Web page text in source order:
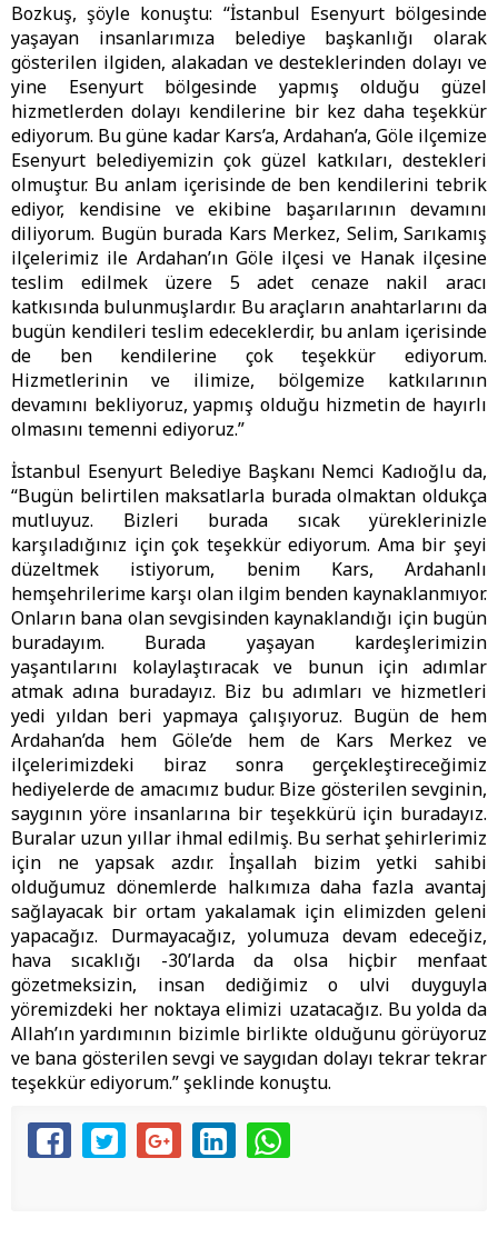
Bozkuş, şöyle konuştu: “İstanbul Esenyurt bölgesinde
yaşayan insanlarımıza belediye başkanlığı olarak
gösterilen ilgiden, alakadan ve desteklerinden dolayı ve
yine Esenyurt bölgesinde yapmış olduğu güzel
hizmetlerden dolayı kendilerine bir kez daha teşekkür
ediyorum. Bu güne kadar Kars’a, Ardahan’a, Göle ilçemize
Esenyurt belediyemizin çok güzel katkıları, destekleri
olmuştur. Bu anlam içerisinde de ben kendilerini tebrik
ediyor, kendisine ve ekibine başarılarının devamını
diliyorum. Bugün burada Kars Merkez, Selim, Sarıkamış
ilçelerimiz ile Ardahan’ın Göle ilçesi ve Hanak ilçesine
teslim edilmek üzere 5 adet cenaze nakil aracı
katkısında bulunmuşlardır. Bu araçların anahtarlarını da
bugün kendileri teslim edeceklerdir, bu anlam içerisinde
de ben kendilerine çok teşekkür ediyorum.
Hizmetlerinin ve ilimize, bölgemize katkılarının
devamını bekliyoruz, yapmış olduğu hizmetin de hayırlı
olmasını temenni ediyoruz.”
İstanbul Esenyurt Belediye Başkanı Nemci Kadıoğlu da,
“Bugün belirtilen maksatlarla burada olmaktan oldukça
mutluyuz. Bizleri burada sıcak yüreklerinizle
karşıladığınız için çok teşekkür ediyorum. Ama bir şeyi
düzeltmek istiyorum, benim Kars, Ardahanlı
hemşehrilerime karşı olan ilgim benden kaynaklanmıyor.
Onların bana olan sevgisinden kaynaklandığı için bugün
buradayım. Burada yaşayan kardeşlerimizin
yaşantılarını kolaylaştıracak ve bunun için adımlar
atmak adına buradayız. Biz bu adımları ve hizmetleri
yedi yıldan beri yapmaya çalışıyoruz. Bugün de hem
Ardahan’da hem Göle’de hem de Kars Merkez ve
ilçelerimizdeki biraz sonra gerçekleştireceğimiz
hediyelerde de amacımız budur. Bize gösterilen sevginin,
saygının yöre insanlarına bir teşekkürü için buradayız.
Buralar uzun yıllar ihmal edilmiş. Bu serhat şehirlerimiz
için ne yapsak azdır. İnşallah bizim yetki sahibi
olduğumuz dönemlerde halkımıza daha fazla avantaj
sağlayacak bir ortam yakalamak için elimizden geleni
yapacağız. Durmayacağız, yolumuza devam edeceğiz,
hava sıcaklığı -30’larda da olsa hiçbir menfaat
gözetmeksizin, insan dediğimiz o ulvi duyguyla
yöremizdeki her noktaya elimizi uzatacağız. Bu yolda da
Allah’ın yardımının bizimle birlikte olduğunu görüyoruz
ve bana gösterilen sevgi ve saygıdan dolayı tekrar tekrar
teşekkür ediyorum.” şeklinde konuştu.